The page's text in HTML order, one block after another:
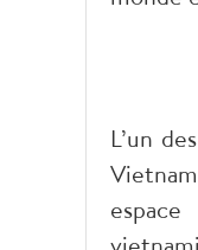
​L’un